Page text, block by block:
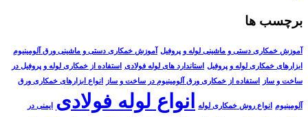
برچسب ها
آموزش خمکاری دستی و ماشینی لوله و پروفیل آموزش خمکاری دستی و ماشینی ورق آلومینیوم
ابزارهای خمکاری لوله و پروفیل استاندارد های لوله فولادی استفاده از خمکاری لوله و پروفیل در
ساخت و ساز استفاده از خمکاری ورق آلومینیوم در ساخت و ساز انواع ابزارهای خمکاری ورق
آلومینیوم انواع روش خمکاری لوله انواع لوله فولادی ایمنی در